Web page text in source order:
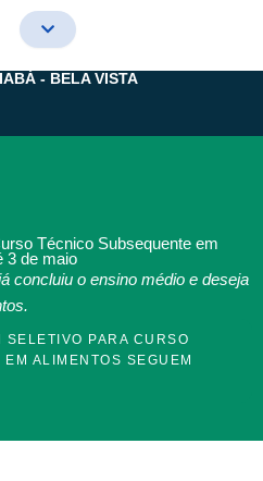
- BELA VISTA
Técnico Subsequente em
3 de maio
concluiu o ensino médio e deseja
SELETIVO PARA CURSO
ALIMENTOS SEGUEM